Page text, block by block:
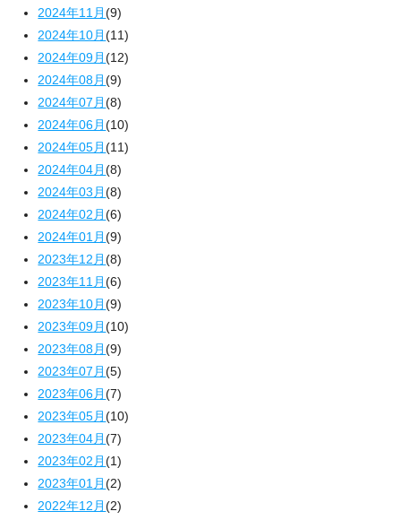
2024年11月(9)
2024年10月(11)
2024年09月(12)
2024年08月(9)
2024年07月(8)
2024年06月(10)
2024年05月(11)
2024年04月(8)
2024年03月(8)
2024年02月(6)
2024年01月(9)
2023年12月(8)
2023年11月(6)
2023年10月(9)
2023年09月(10)
2023年08月(9)
2023年07月(5)
2023年06月(7)
2023年05月(10)
2023年04月(7)
2023年02月(1)
2023年01月(2)
2022年12月(2)